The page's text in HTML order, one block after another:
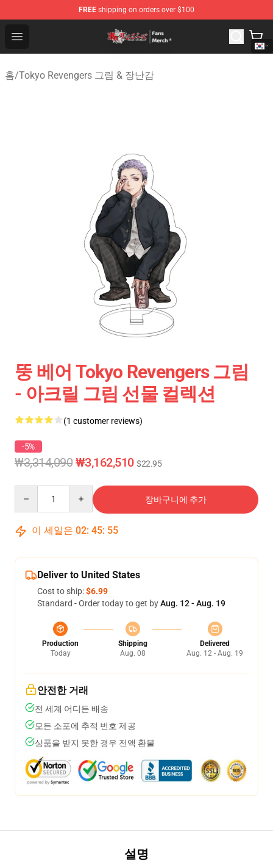
FREE shipping on orders over $100
Open menu
Tokyo Revengers Store - Official Tokyo Revengers
홈/Tokyo Revengers 그림 & 장난감
뚱 베어 Tokyo Revengers 그림
- 아크릴 그림 선물 컬렉션
(1 customer reviews)
-5%
₩3,314,090 ₩3,162,510 $22.95
장바구니에 추가
이 세일은 02: 45: 54
Deliver to United States
Cost to ship:$6.99
Standard - Order today to get byAug. 12 - Aug. 19
Production
Today
Shipping
Aug. 08
Delivered
Aug. 12 - Aug. 19
안전한 거래
전 세계 어디든 배송
모든 소포에 추적 번호 제공
상품을 받지 못한 경우 전액 환불
설명